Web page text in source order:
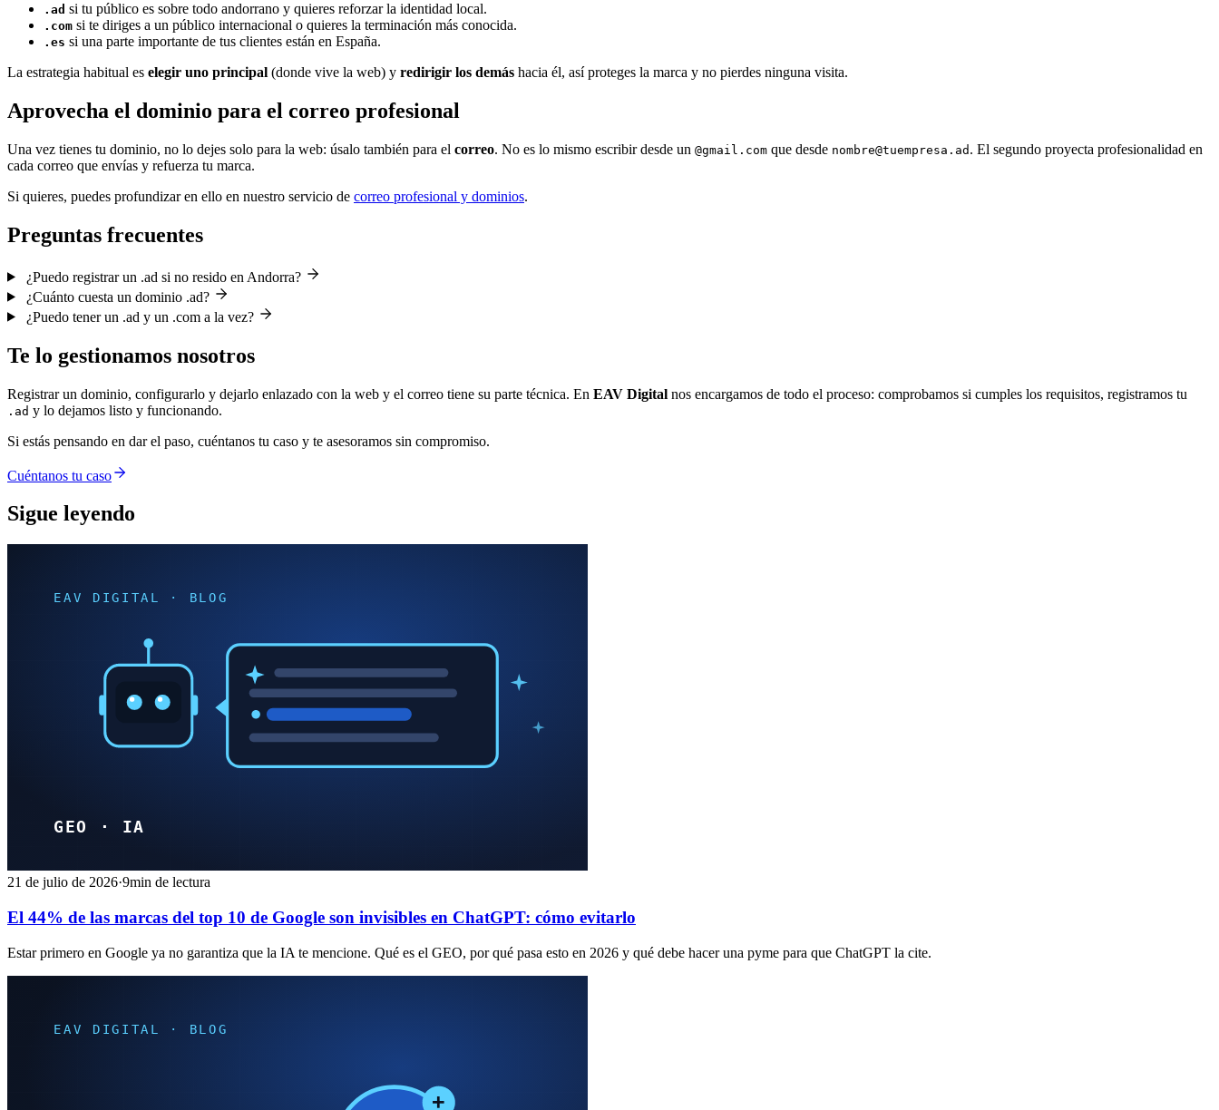
.ad si tu público es sobre todo andorrano y quieres reforzar la identidad local.
.com si te diriges a un público internacional o quieres la terminación más conocida.
.es si una parte importante de tus clientes están en España.
La estrategia habitual es elegir uno principal (donde vive la web) y redirigir los demás hacia él, así proteges la marca y no pierdes ninguna visita.
Aprovecha el dominio para el correo profesional
Una vez tienes tu dominio, no lo dejes solo para la web: úsalo también para el correo. No es lo mismo escribir desde un @gmail.com que desde nombre@tuempresa.ad . El segundo proyecta profesionalidad en
cada correo que envías y refuerza tu marca.
Si quieres, puedes profundizar en ello en nuestro servicio de correo profesional y dominios.
Preguntas frecuentes
¿Puedo registrar un .ad si no resido en Andorra?
¿Cuánto cuesta un dominio .ad?
¿Puedo tener un .ad y un .com a la vez?
Te lo gestionamos nosotros
Registrar un dominio, configurarlo y dejarlo enlazado con la web y el correo tiene su parte técnica. En EAV Digital nos encargamos de todo el proceso: comprobamos si cumples los requisitos, registramos tu
.ad y lo dejamos listo y funcionando.
Si estás pensando en dar el paso, cuéntanos tu caso y te asesoramos sin compromiso.
Cuéntanos tu caso
Sigue leyendo
21 de julio de 2026·9min de lectura
El 44% de las marcas del top 10 de Google son invisibles en ChatGPT: cómo evitarlo
Estar primero en Google ya no garantiza que la IA te mencione. Qué es el GEO, por qué pasa esto en 2026 y qué debe hacer una pyme para que ChatGPT la cite.